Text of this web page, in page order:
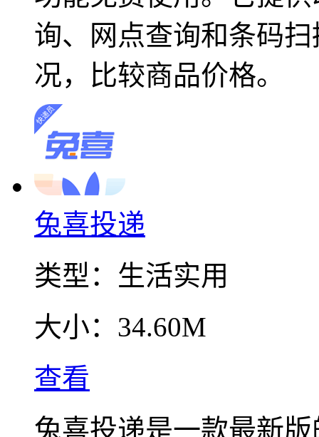
询、网点查询和条码
况，比较商品价格。
兔喜投递
类型： 生活实用
大小： 34.60M
查看
兔喜投递是一款最新